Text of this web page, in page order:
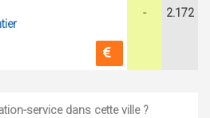
- 2.172
service dans cette ville ?